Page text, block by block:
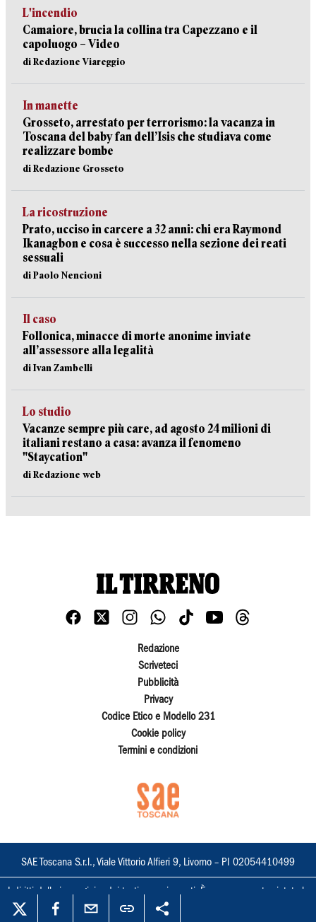
L'incendio
Camaiore, brucia la collina tra Capezzano e il
capoluogo – Video
di Redazione Viareggio
In manette
Grosseto, arrestato per terrorismo: la vacanza in
Toscana del baby fan dell’Isis che studiava come
realizzare bombe
di Redazione Grosseto
La ricostruzione
Prato, ucciso in carcere a 32 anni: chi era Raymond
Ikanagbon e cosa è successo nella sezione dei reati
sessuali
di Paolo Nencioni
Il caso
Follonica, minacce di morte anonime inviate
all’assessore alla legalità
di Ivan Zambelli
Lo studio
Vacanze sempre più care, ad agosto 24 milioni di
italiani restano a casa: avanza il fenomeno
"Staycation"
di Redazione web
Redazione
Scriveteci
Pubblicità
Privacy
Codice Etico e Modello 231
Cookie policy
Termini e condizioni
SAE Toscana S.r.l., Viale Vittorio Alfieri 9, Livorno – PI 02054410499
I diritti delle immagini e dei testi sono riservati. È espressamente vietata la
loro riproduzione con qualsiasi mezzo e l'adattamento totale o parziale.